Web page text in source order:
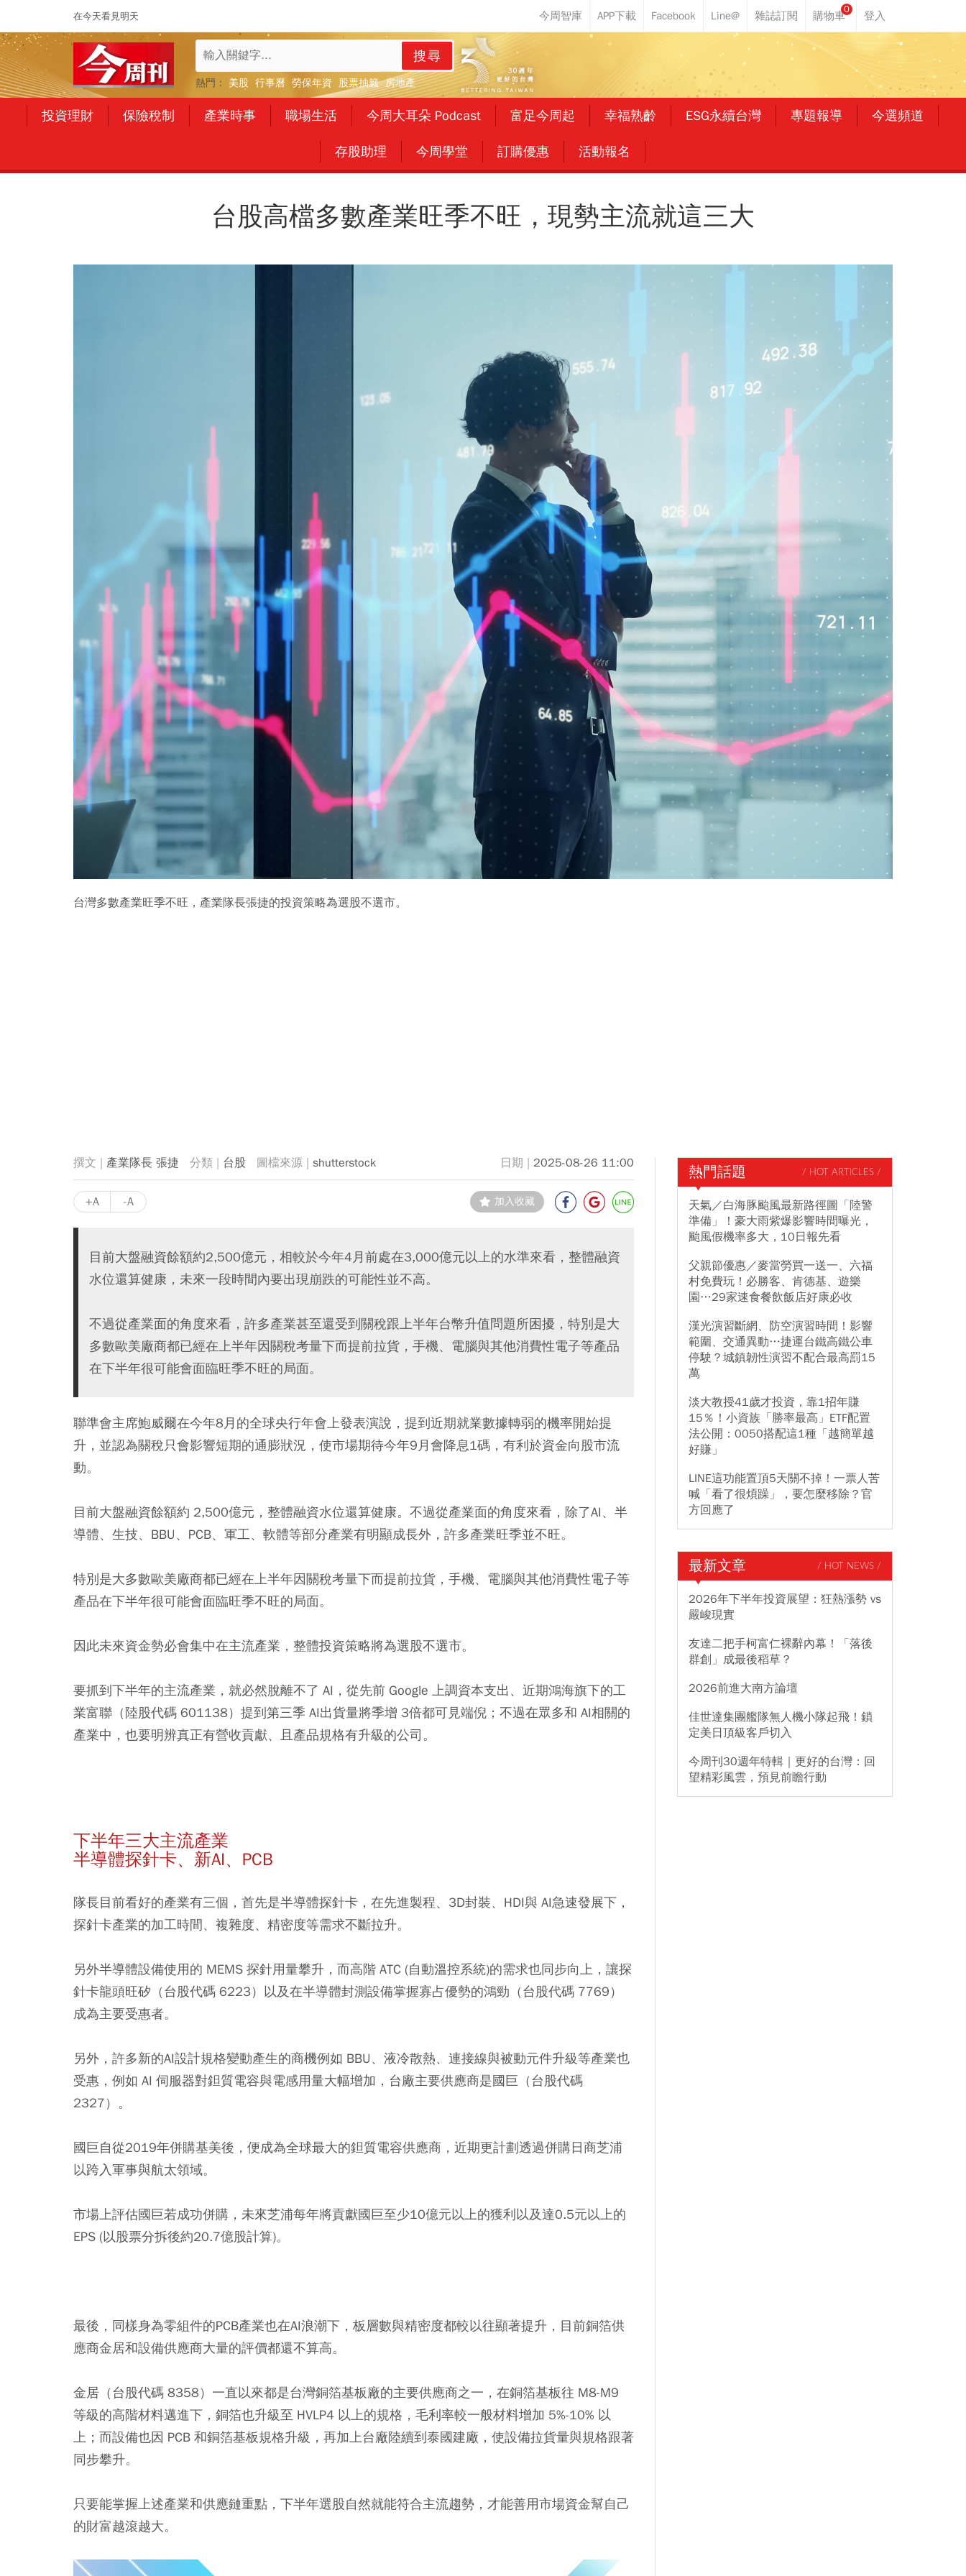
在今天看見明天
0
搜尋
熱門： 美股 行事曆 勞保年資 股票抽籤 房地產
投資理財 保險稅制 產業時事 職場生活 今周大耳朵 Podcast 富足今周起 幸福熟齡 ESG永續台灣 專題報導 今選頻道
存股助理 今周學堂 訂購優惠 活動報名
台股高檔多數產業旺季不旺，現勢主流就這三大
台灣多數產業旺季不旺，產業隊長張捷的投資策略為選股不選市。
產業隊長 張捷 台股 shutterstock 2025-08-26 11:00
+A -A 加入收藏
目前大盤融資餘額約2,500億元，相較於今年4月前處在3,000億元以上的水準來看，整體融資
水位還算健康，未來一段時間內要出現崩跌的可能性並不高。
不過從產業面的角度來看，許多產業甚至還受到關稅跟上半年台幣升值問題所困擾，特別是大
多數歐美廠商都已經在上半年因關稅考量下而提前拉貨，手機、電腦與其他消費性電子等產品
在下半年很可能會面臨旺季不旺的局面。
聯準會主席鮑威爾在今年8月的全球央行年會上發表演說，提到近期就業數據轉弱的機率開始提
升，並認為關稅只會影響短期的通膨狀況，使市場期待今年9月會降息1碼，有利於資金向股市流
動。
目前大盤融資餘額約 2,500億元，整體融資水位還算健康。 不過從產業面的角度來看，除了AI、半
導體、生技、BBU、PCB、軍工、軟體等部分產業有明顯成長外，許多產業旺季並不旺。
特別是大多數歐美廠商都已經在上半年因關稅考量下而提前拉貨，手機、電腦與其他消費性電子等
產品在下半年很可能會面臨旺季不旺的局面。
因此未來資金勢必會集中在主流產業，整體投資策略將為選股不選市。
要抓到下半年的主流產業，就必然脫離不了 AI，從先前 Google 上調資本支出、近期鴻海旗下的工
業富聯（陸股代碼 601138）提到第三季 AI出貨量將季增 3倍都可見端倪；不過在眾多和 AI相關的
產業中，也要明辨真正有營收貢獻、且產品規格有升級的公司。
下半年三大主流產業
半導體探針卡、新AI、PCB
隊長目前看好的產業有三個，首先是半導體探針卡，在先進製程、3D封裝、HDI與 AI急速發展下，
探針卡產業的加工時間、複雜度、精密度等需求不斷拉升。
另外半導體設備使用的 MEMS 探針用量攀升，而高階 ATC (自動溫控系統)的需求也同步向上，讓探
針卡龍頭旺矽 （台股代碼 6223）以及在半導體封測設備掌握寡占優勢的鴻勁 （台股代碼 7769）
成為主要受惠者。
另外，許多新的AI設計規格變動產生的商機例如 BBU、液冷散熱、連接線與被動元件升級等產業也
受惠，例如 AI 伺服器對鉭質電容與電感用量大幅增加，台廠主要供應商是國巨 （台股代碼
2327）。
國巨自從2019年併購基美後，便成為全球最大的鉭質電容供應商，近期更計劃透過併購日商芝浦
以跨入軍事與航太領域。
市場上評估國巨若成功併購，未來芝浦每年將貢獻國巨至少10億元以上的獲利以及達0.5元以上的
EPS (以股票分拆後約20.7億股計算)。
最後，同樣身為零組件的PCB產業也在AI浪潮下，板層數與精密度都較以往顯著提升，目前銅箔供
應商金居和設備供應商大量的評價都還不算高。
金居（台股代碼 8358）一直以來都是台灣銅箔基板廠的主要供應商之一，在銅箔基板往 M8-M9
等級的高階材料邁進下，銅箔也升級至 HVLP4 以上的規格，毛利率較一般材料增加 5%-10% 以
上；而設備也因 PCB 和銅箔基板規格升級，再加上台廠陸續到泰國建廠，使設備拉貨量與規格跟著
同步攀升。
只要能掌握上述產業和供應鏈重點，下半年選股自然就能符合主流趨勢，才能善用市場資金幫自己
的財富越滾越大。
熱門話題 / HOT ARTICLES /
天氣／白海豚颱風最新路徑圖「陸警
準備」！豪大雨紫爆影響時間曝光，
颱風假機率多大，10日報先看
父親節優惠／麥當勞買一送一、六福
村免費玩！必勝客、肯德基、遊樂
園…29家速食餐飲飯店好康必收
漢光演習斷網、防空演習時間！影響
範圍、交通異動…捷運台鐵高鐵公車
停駛？城鎮韌性演習不配合最高罰15
萬
淡大教授41歲才投資，靠1招年賺
15％！小資族「勝率最高」ETF配置
法公開：0050搭配這1種「越簡單越
好賺」
LINE這功能置頂5天關不掉！一票人苦
喊「看了很煩躁」，要怎麼移除？官
方回應了
最新文章 / HOT NEWS /
2026年下半年投資展望：狂熱漲勢 vs
嚴峻現實
友達二把手柯富仁裸辭內幕！「落後
群創」成最後稻草？
2026前進大南方論壇
佳世達集團艦隊無人機小隊起飛！鎖
定美日頂級客戶切入
今周刊30週年特輯｜更好的台灣：回
望精彩風雲，預見前瞻行動